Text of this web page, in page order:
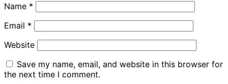
Name *
Email *
Website
Save my name, email, and website in this browser for
the next time I comment.